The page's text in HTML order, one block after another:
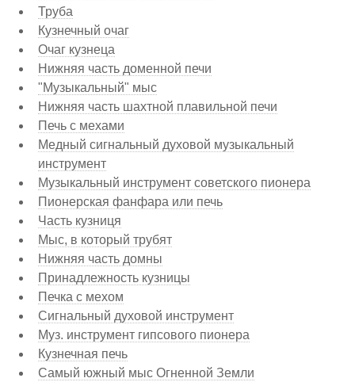
Труба
Кузнечный очаг
Очаг кузнеца
Нижняя часть доменной печи
"Музыкальный" мыс
Нижняя часть шахтной плавильной печи
Печь с мехами
Медный сигнальный духовой музыкальный
инструмент
Музыкальный инструмент советского пионера
Пионерская фанфара или печь
Часть кузниця
Мыс, в который трубят
Нижняя часть домны
Принадлежность кузницы
Печка с мехом
Сигнальный духовой инструмент
Муз. инструмент гипсового пионера
Кузнечная печь
Самый южный мыс Огненной Земли